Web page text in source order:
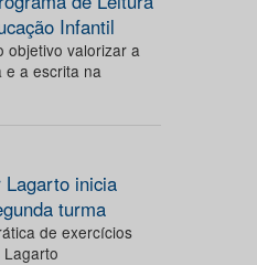
Infantil
objetivo valorizar a
e a escrita na
Lagarto inicia
turma
de exercícios